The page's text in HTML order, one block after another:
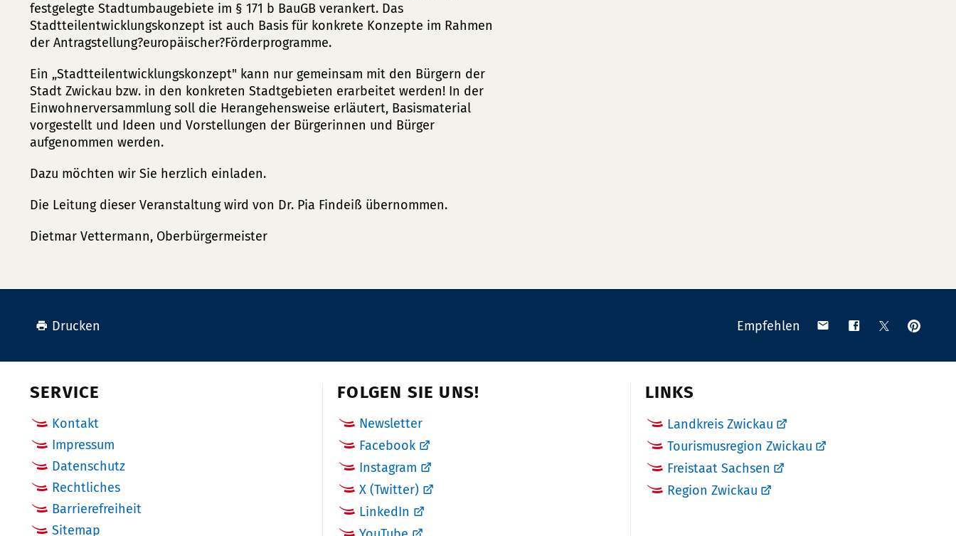
festgelegte Stadtumbaugebiete im § 171 b BauGB verankert. Das
Stadtteilentwicklungskonzept ist auch Basis für konkrete Konzepte im Rahmen
der Antragstellung?europäischer?Förderprogramme.
Ein „Stadtteilentwicklungskonzept" kann nur gemeinsam mit den Bürgern der
Stadt Zwickau bzw. in den konkreten Stadtgebieten erarbeitet werden! In der
Einwohnerversammlung soll die Herangehensweise erläutert, Basismaterial
vorgestellt und Ideen und Vorstellungen der Bürgerinnen und Bürger
aufgenommen werden.
Dazu möchten wir Sie herzlich einladen.
Die Leitung dieser Veranstaltung wird von Dr. Pia Findeiß übernommen.
Dietmar Vettermann, Oberbürgermeister
Drucken Empfehlen
Teilen Teilen Teilen
SERVICE
Kontakt
Impressum
Datenschutz
Rechtliches
Barrierefreiheit
Sitemap
FOLGEN SIE UNS!
Newsletter
Facebook
Instagram
X (Twitter)
LinkedIn
LINKS
Landkreis Zwickau
Tourismusregion Zwickau
Freistaat Sachsen
Region Zwickau